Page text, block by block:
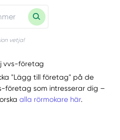
vetja!
vvs-företag
"Lägg till företag" på de
företag som intresserar dig –
alla rörmokare här.